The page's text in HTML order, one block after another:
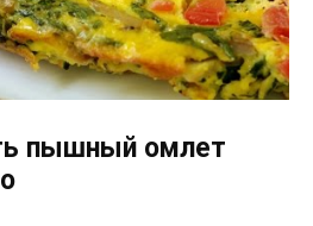
пышный омлет